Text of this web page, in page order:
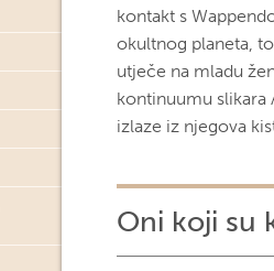
kontakt s
okultnog planeta,
utječe na mladu
kontinuumu
izlaze iz njegova
Oni koji su